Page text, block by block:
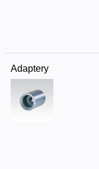
Adaptery